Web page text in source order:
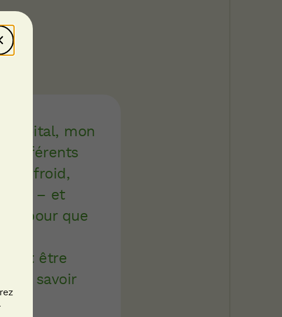
hôpital, mon
différents
froid,
– et
pour que
faut être
savoir